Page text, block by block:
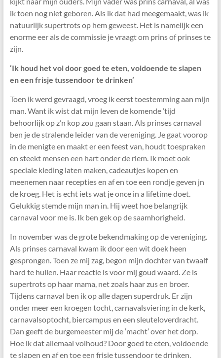
ik toen nog niet geboren. Als ik dat had meegemaakt, was ik
natuurlijk supertrots op hem geweest. Het is namelijk een
enorme eer als de commissie je vraagt om prins of prinses te
zijn.
‘Ik houd het vol door goed te eten, voldoende te slapen
en een frisje tussendoor te drinken’
Toen ik werd gevraagd, vroeg ik eerst toestemming aan mijn
man. Want ik wist dat mijn leven de komende ’tijd
behoorlijk op z’n kop zou gaan staan. Als prinses carnaval
ben je de stralende leider van de vereniging. Je gaat voorop
in de menigte en maakt er een feest van, houdt toe­spraken
en steekt mensen een hart onder de riem. Ik moet ook
speciale kleding laten maken, cadeautjes kopen en
meenemen naar recepties en af en toe een rondje geven jn
de kroeg. Het is echt iets wat je once in a lifetime doet.
Gelukkig stemde mijn man in. Hij weet hoe belangrijk
carnaval voor me is. Ik ben gek op de saamhorigheid.
In november was de grote bekendmaking op de vereniging.
Als prinses carnaval kwam ik door een wit doek heen
gesprongen. Toen ze mij zag, begon mijn dochter van twaalf
hard te huilen. Haar reactie is voor mij goud waard. Ze is
supertrots op haar mama, net zoals haar zus en broer.
Tijdens carnaval ben ik op alle dagen super­druk. Er zijn
onder meer een kroegen tocht, carnavalsviering in de kerk,
carnavalsoptocht, biercampus en een sleuteloverdracht.
Dan geeft de burgemeester mij de ‘macht’ over het dorp.
Hoe ik dat allemaal volhoud? Door goed te eten, voldoende
te slapen en af en toe een frisje tussendoor te drinken.